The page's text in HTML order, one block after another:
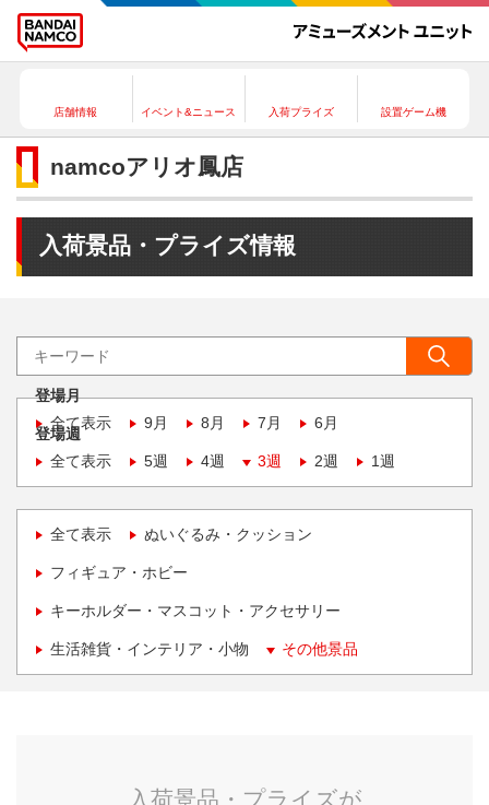
店舗情報 イベント&ニュース 入荷プライズ 設置ゲーム機
namcoアリオ鳳店
入荷景品・プライズ情報
登場月
全て表示
9月 8月 7月 6月
登場週
全て表示
5週 4週 3週 2週 1週
全て表示 ぬいぐるみ・クッション
フィギュア・ホビー
キーホルダー・マスコット・アクセサリー
生活雑貨・インテリア・小物 その他景品